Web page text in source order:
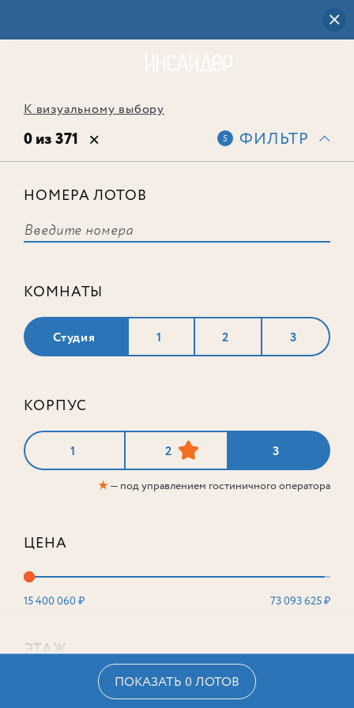
К визуальному выбору
0 из 371 5 ФИЛЬТР
НОМЕРА ЛОТОВ
КОМНАТЫ
Студия 1 2 3
КОРПУС
1 2 3
★— под управлением гостиничного оператора
ЦЕНА
15 400 060 ₽ 73 093 625 ₽
ЭТАЖ
ПОКАЗАТЬ 0 ЛОТОВ
соответствует ни одного лота